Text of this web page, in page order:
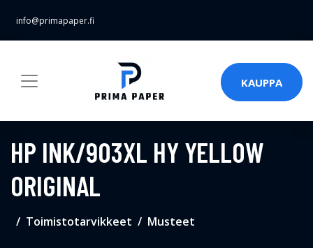
info@primapaper.fi
KAUPPA
HP INK/903XL HY YELLOW
ORIGINAL
Toimistotarvikkeet Musteet